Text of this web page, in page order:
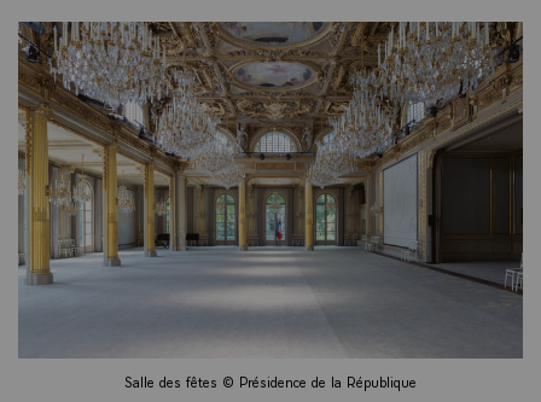
Salle des fêtes © Présidence de la République